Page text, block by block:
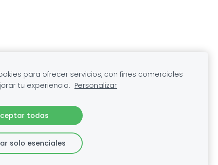
para ofrecer servicios, con fines comerciales
tu experiencia. Personalizar
todas
solo esenciales